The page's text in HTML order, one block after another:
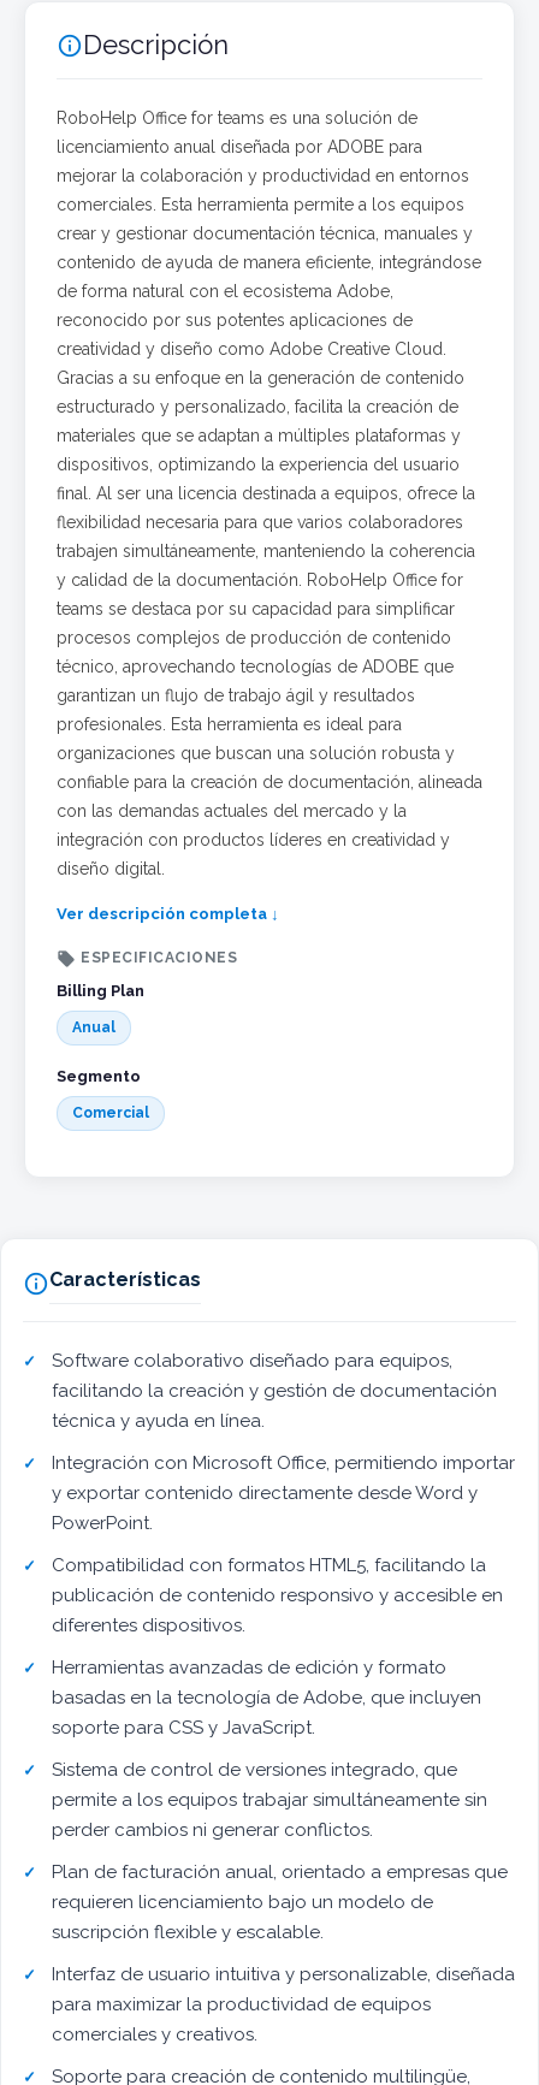
Descripción
RoboHelp Office for teams es una solución de
licenciamiento anual diseñada por ADOBE para
mejorar la colaboración y productividad en entornos
comerciales. Esta herramienta permite a los equipos
crear y gestionar documentación técnica, manuales y
contenido de ayuda de manera eficiente, integrándose
de forma natural con el ecosistema Adobe,
reconocido por sus potentes aplicaciones de
creatividad y diseño como Adobe Creative Cloud.
Gracias a su enfoque en la generación de contenido
estructurado y personalizado, facilita la creación de
materiales que se adaptan a múltiples plataformas y
dispositivos, optimizando la experiencia del usuario
final. Al ser una licencia destinada a equipos, ofrece la
flexibilidad necesaria para que varios colaboradores
trabajen simultáneamente, manteniendo la coherencia
y calidad de la documentación. RoboHelp Office for
teams se destaca por su capacidad para simplificar
procesos complejos de producción de contenido
técnico, aprovechando tecnologías de ADOBE que
garantizan un flujo de trabajo ágil y resultados
profesionales. Esta herramienta es ideal para
organizaciones que buscan una solución robusta y
confiable para la creación de documentación, alineada
con las demandas actuales del mercado y la
integración con productos líderes en creatividad y
diseño digital.
Ver descripción completa ↓
 ESPECIFICACIONES
Billing Plan
Anual
Segmento
Comercial
Características
Software colaborativo diseñado para equipos,
facilitando la creación y gestión de documentación
técnica y ayuda en línea.
Integración con Microsoft Office, permitiendo importar
y exportar contenido directamente desde Word y
PowerPoint.
Compatibilidad con formatos HTML5, facilitando la
publicación de contenido responsivo y accesible en
diferentes dispositivos.
Herramientas avanzadas de edición y formato
basadas en la tecnología de Adobe, que incluyen
soporte para CSS y JavaScript.
Sistema de control de versiones integrado, que
permite a los equipos trabajar simultáneamente sin
perder cambios ni generar conflictos.
Plan de facturación anual, orientado a empresas que
requieren licenciamiento bajo un modelo de
suscripción flexible y escalable.
Interfaz de usuario intuitiva y personalizable, diseñada
para maximizar la productividad de equipos
comerciales y creativos.
Soporte para creación de contenido multilingüe,